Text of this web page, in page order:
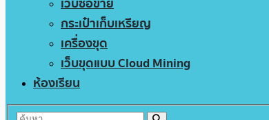
กระเป๋าเก็บเหรียญ
เครื่องขุด
เว็บขุดแบบ Cloud Mining
ห้องเรียน